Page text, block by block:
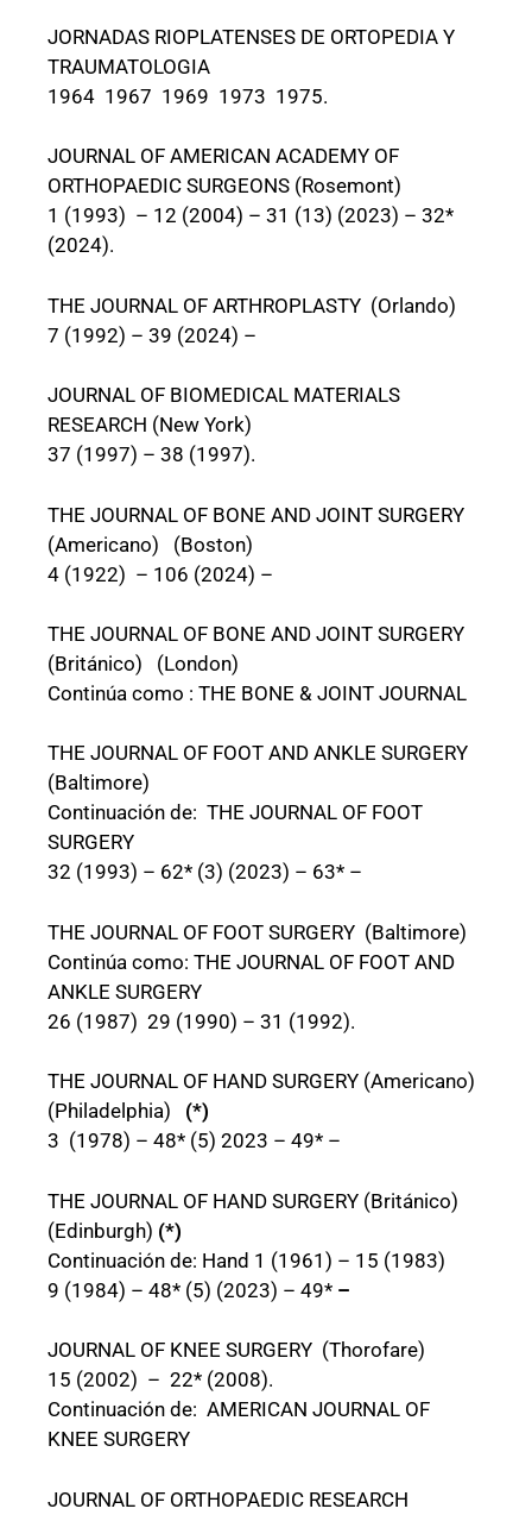
JORNADAS RIOPLATENSES DE ORTOPEDIA Y
TRAUMATOLOGIA
1964 1967 1969 1973 1975.
JOURNAL OF AMERICAN ACADEMY OF
ORTHOPAEDIC SURGEONS (Rosemont)
1 (1993) – 12 (2004) – 31 (13) (2023) – 32*
(2024).
THE JOURNAL OF ARTHROPLASTY (Orlando)
7 (1992) – 39 (2024) –
JOURNAL OF BIOMEDICAL MATERIALS
RESEARCH (New York)
37 (1997) – 38 (1997).
THE JOURNAL OF BONE AND JOINT SURGERY
(Americano) (Boston)
4 (1922) – 106 (2024) –
THE JOURNAL OF BONE AND JOINT SURGERY
(Británico) (London)
Continúa como : THE BONE & JOINT JOURNAL
THE JOURNAL OF FOOT AND ANKLE SURGERY
(Baltimore)
Continuación de: THE JOURNAL OF FOOT
SURGERY
32 (1993) – 62* (3) (2023) – 63* –
THE JOURNAL OF FOOT SURGERY (Baltimore)
Continúa como: THE JOURNAL OF FOOT AND
ANKLE SURGERY
26 (1987) 29 (1990) – 31 (1992).
THE JOURNAL OF HAND SURGERY (Americano)
(Philadelphia) (*)
3 (1978) – 48* (5) 2023 – 49* –
THE JOURNAL OF HAND SURGERY (Británico)
(Edinburgh) (*)
Continuación de: Hand 1 (1961) – 15 (1983)
9 (1984) – 48* (5) (2023) – 49* –
JOURNAL OF KNEE SURGERY (Thorofare)
15 (2002) – 22* (2008).
Continuación de: AMERICAN JOURNAL OF
KNEE SURGERY
JOURNAL OF ORTHOPAEDIC RESEARCH